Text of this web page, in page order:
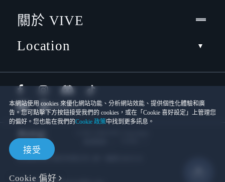
本網站使用 cookies 來優化網站功能、分析網站效能、提供個性化體驗和廣
告。您可點擊下方按鈕接受我們的 cookies，或在「Cookie 喜好設定」上管理您
的偏好。您也能在我們的Cookie 政策中找到更多訊息。
接受
Cookie 偏好
關於 VIVE
Location
宏達國際電子股份有限公司 | 統一編號16003518